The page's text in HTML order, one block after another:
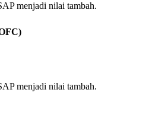
menjadi nilai tambah.
menjadi nilai tambah.